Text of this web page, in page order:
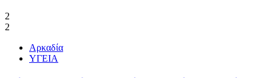
2
2
Αρκαδία
ΥΓΕΙΑ